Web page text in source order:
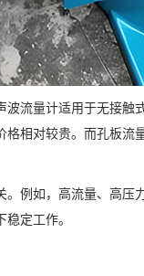
流量计适用于无接
相对较贵。而孔板
例如，高流量、高
定工作。